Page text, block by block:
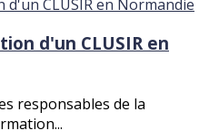
d'un CLUSIR en
responsables de la